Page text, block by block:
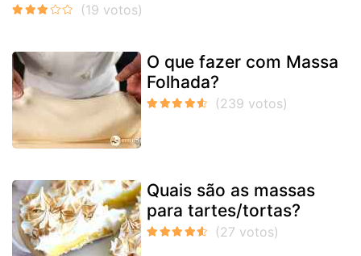
O que fazer com Massa
Folhada?
Quais são as massas
para tartes/tortas?